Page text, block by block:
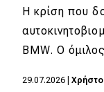
Η κρίση που
BMW. Ο
29.07.2026